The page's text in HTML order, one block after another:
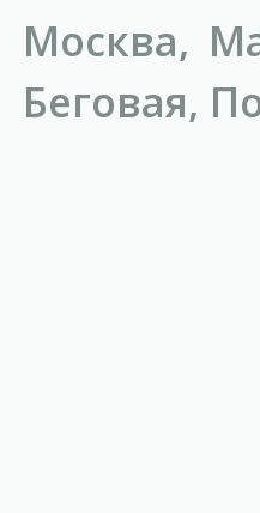
Москва,
Беговая,